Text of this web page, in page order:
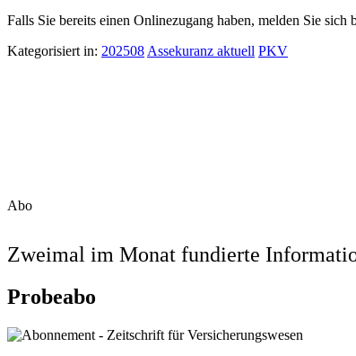
Falls Sie bereits einen Onlinezugang haben, melden Sie sich
Kategorisiert in: 202508 Assekuranz aktuell PKV
Abo
Zweimal im Monat fundierte
Probeabo